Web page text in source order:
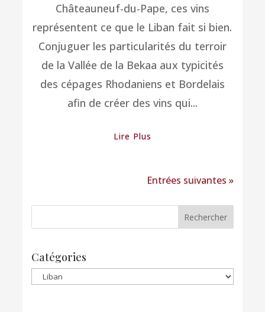
Châteauneuf-du-Pape, ces vins
représentent ce que le Liban fait si bien.
Conjuguer les particularités du terroir
de la Vallée de la Bekaa aux typicités
des cépages Rhodaniens et Bordelais
afin de créer des vins qui...
Lire Plus
Entrées suivantes »
Catégories
Catégories